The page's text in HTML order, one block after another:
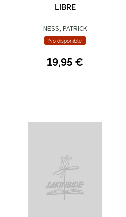
LIBRE
NESS, PATRICK
No disponible
19,95 €